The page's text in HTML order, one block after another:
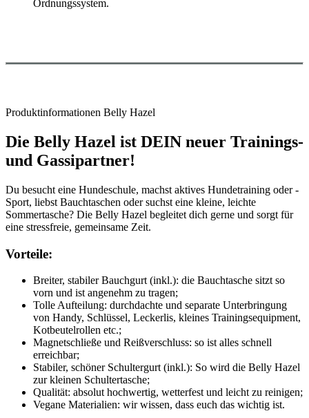
Ordnungssystem.
Produktinformationen Belly Hazel
Die Belly Hazel ist DEIN neuer Trainings-
und Gassipartner!
Du besucht eine Hundeschule, machst aktives Hundetraining oder -
Sport, liebst Bauchtaschen oder suchst eine kleine, leichte
Sommertasche? Die Belly Hazel begleitet dich gerne und sorgt für
eine stressfreie, gemeinsame Zeit.
Vorteile:
Breiter, stabiler Bauchgurt (inkl.): die Bauchtasche sitzt so
vorn und ist angenehm zu tragen;
Tolle Aufteilung: durchdachte und separate Unterbringung
von Handy, Schlüssel, Leckerlis, kleines Trainingsequipment,
Kotbeutelrollen etc.;
Magnetschließe und Reißverschluss: so ist alles schnell
erreichbar;
Stabiler, schöner Schultergurt (inkl.): So wird die Belly Hazel
zur kleinen Schultertasche;
Qualität: absolut hochwertig, wetterfest und leicht zu reinigen;
Vegane Materialien: wir wissen, dass euch das wichtig ist.